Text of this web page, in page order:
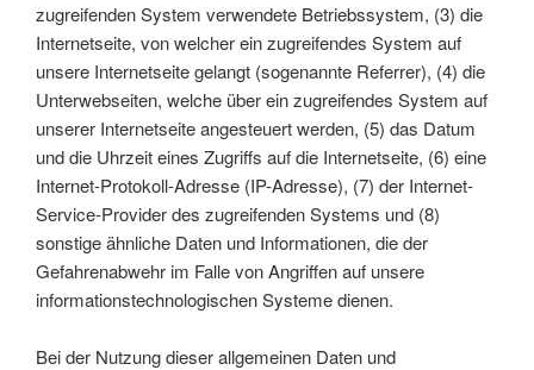
zugreifenden System verwendete Betriebssystem, (3) die
Internetseite, von welcher ein zugreifendes System auf
unsere Internetseite gelangt (sogenannte Referrer), (4) die
Unterwebseiten, welche über ein zugreifendes System auf
unserer Internetseite angesteuert werden, (5) das Datum
und die Uhrzeit eines Zugriffs auf die Internetseite, (6) eine
Internet-Protokoll-Adresse (IP-Adresse), (7) der Internet-
Service-Provider des zugreifenden Systems und (8)
sonstige ähnliche Daten und Informationen, die der
Gefahrenabwehr im Falle von Angriffen auf unsere
informationstechnologischen Systeme dienen.
Bei der Nutzung dieser allgemeinen Daten und